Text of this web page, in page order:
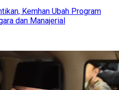
Kemhan Ubah Program
dan Manajerial